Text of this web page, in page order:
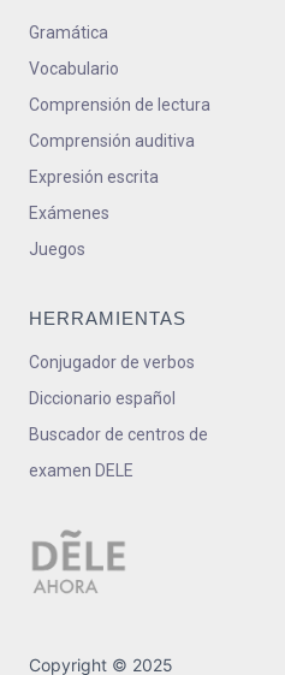
Gramática
Vocabulario
Comprensión de lectura
Comprensión auditiva
Expresión escrita
Exámenes
Juegos
HERRAMIENTAS
Conjugador de verbos
Diccionario español
Buscador de centros de
examen DELE
Copyright © 2025